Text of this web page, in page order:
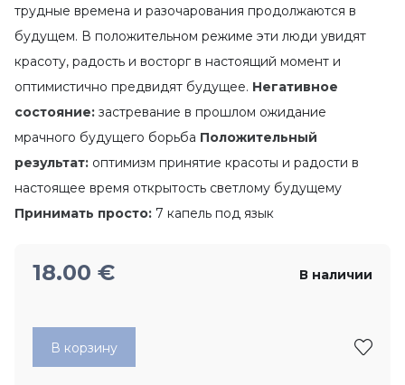
трудные времена и разочарования продолжаются в
будущем. В положительном режиме эти люди увидят
красоту, радость и восторг в настоящий момент и
оптимистично предвидят будущее. Негативное
состояние: застревание в прошлом ожидание
мрачного будущего борьба Положительный
результат: оптимизм принятие красоты и радости в
настоящее время открытость светлому будущему
Принимать просто: 7 капель под язык
18.00 € В наличии
В корзину